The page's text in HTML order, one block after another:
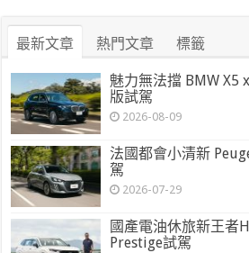
最新文章 熱門文章 標籤
魅力無法擋 BMW X5
版試駕
2026-08-09
法國都會小清新
駕
2026-07-29
國產電油休旅新王者
Prestige試駕